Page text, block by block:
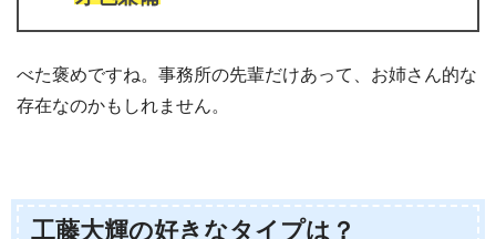
べた褒めですね。事務所の先輩だけあって、お姉さん的な
存在なのかもしれません。
工藤大輝の好きなタイプは？